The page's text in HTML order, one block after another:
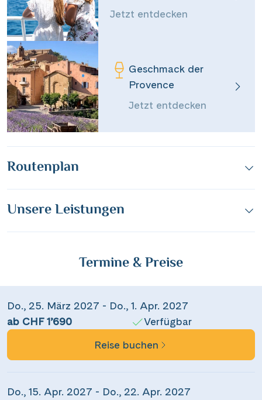
Jetzt entdecken
Geschmack der
Provence
Jetzt entdecken
Routenplan
Unsere Leistungen
Termine & Preise
Do., 25. März 2027 - Do., 1. Apr. 2027
ab CHF 1’690
Verfügbar
Reise buchen
Do., 15. Apr. 2027 - Do., 22. Apr. 2027